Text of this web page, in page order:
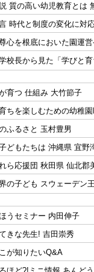
質の高い幼児教育とは
時代と制度の変化に対
心を根底においた園運
校長から見た「学びと
育つ 仕組み 大竹節子
ちを楽しむための幼稚
ふるさと 玉村豊男
どもたちは 沖縄県 宜野
ら応援団 秋田県 仙北郡
の子ども スウェーデン
うセミナー 内田伸子
きな先生! 吉田崇秀
が知りたいQ&A